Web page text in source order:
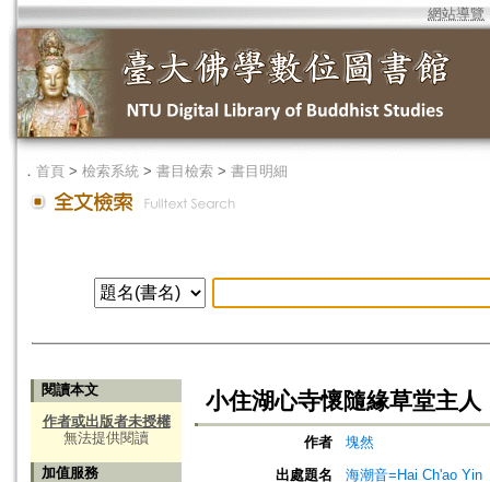
網站導覽
． 首頁 > 檢索系統 > 書目檢索 > 書目明細
閱讀本文
作者或出版者未授權
無法提供閱讀
加值服務
小住湖心寺懷隨緣草堂主人
作者
塊然
出處題名
海潮音=Hai Ch'ao Yin